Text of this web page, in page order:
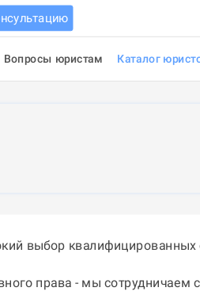
Вопросы юристам Каталог
выбор
права - мы